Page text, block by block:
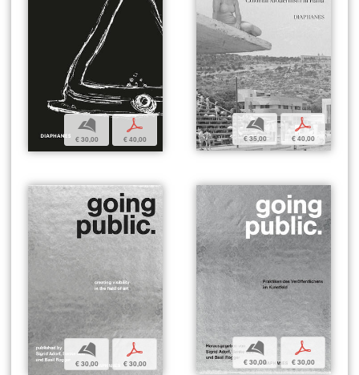
b
€ 30,00
p
€ 40,00
b
€ 35,00
p
€ 40,00
b
€ 30,00
p
€ 30,00
b
€ 30,00
p
€ 30,00